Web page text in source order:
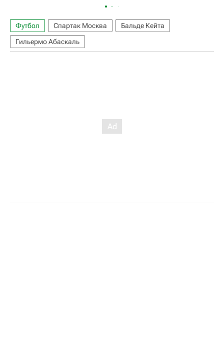
Футбол Спартак Москва
Бальде Кейта
Гильермо Абаскаль